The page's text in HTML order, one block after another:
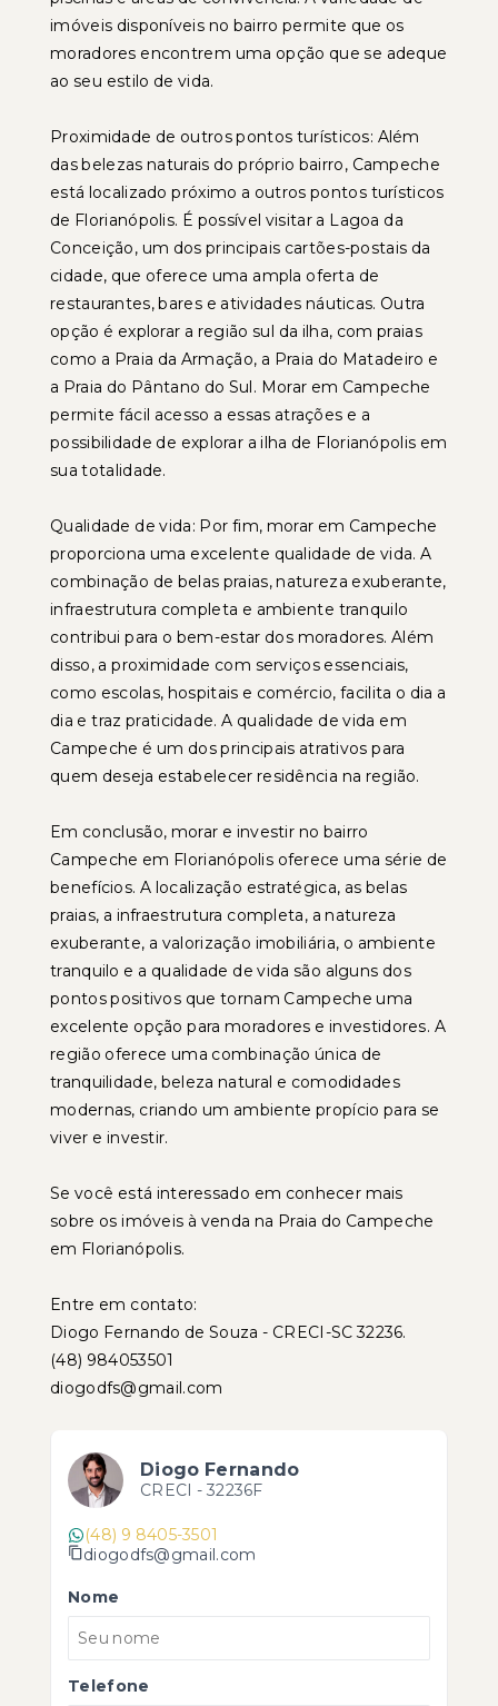
imóveis disponíveis no bairro permite que os
moradores encontrem uma opção que se adeque
ao seu estilo de vida.
Proximidade de outros pontos turísticos: Além
das belezas naturais do próprio bairro, Campeche
está localizado próximo a outros pontos turísticos
de Florianópolis. É possível visitar a Lagoa da
Conceição, um dos principais cartões-postais da
cidade, que oferece uma ampla oferta de
restaurantes, bares e atividades náuticas. Outra
opção é explorar a região sul da ilha, com praias
como a Praia da Armação, a Praia do Matadeiro e
a Praia do Pântano do Sul. Morar em Campeche
permite fácil acesso a essas atrações e a
possibilidade de explorar a ilha de Florianópolis em
sua totalidade.
Qualidade de vida: Por fim, morar em Campeche
proporciona uma excelente qualidade de vida. A
combinação de belas praias, natureza exuberante,
infraestrutura completa e ambiente tranquilo
contribui para o bem-estar dos moradores. Além
disso, a proximidade com serviços essenciais,
como escolas, hospitais e comércio, facilita o dia a
dia e traz praticidade. A qualidade de vida em
Campeche é um dos principais atrativos para
quem deseja estabelecer residência na região.
Em conclusão, morar e investir no bairro
Campeche em Florianópolis oferece uma série de
benefícios. A localização estratégica, as belas
praias, a infraestrutura completa, a natureza
exuberante, a valorização imobiliária, o ambiente
tranquilo e a qualidade de vida são alguns dos
pontos positivos que tornam Campeche uma
excelente opção para moradores e investidores. A
região oferece uma combinação única de
tranquilidade, beleza natural e comodidades
modernas, criando um ambiente propício para se
viver e investir.
Se você está interessado em conhecer mais
sobre os imóveis à venda na Praia do Campeche
em Florianópolis.
Entre em contato:
Diogo Fernando de Souza - CRECI-SC 32236.
(48) 984053501
diogodfs@gmail.com
Diogo Fernando
CRECI - 32236F
(48) 9 8405-3501
diogodfs@gmail.com
Nome
Telefone